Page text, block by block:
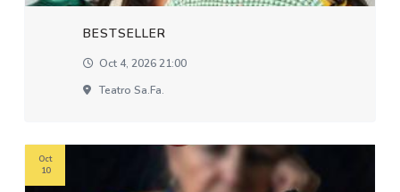
BESTSELLER
Oct 4, 2026 21:00
Teatro Sa.fa.
Oct
10